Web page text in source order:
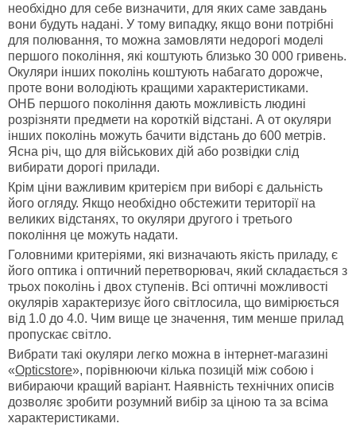
необхідно для себе визначити, для яких саме завдань
вони будуть надані. У тому випадку, якщо вони потрібні
для полювання, то можна замовляти недорогі моделі
першого покоління, які коштують близько 30 000 гривень.
Окуляри інших поколінь коштують набагато дорожче,
проте вони володіють кращими характеристиками.
ОНБ першого покоління дають можливість людині
розрізняти предмети на короткій відстані. А от окуляри
інших поколінь можуть бачити відстань до 600 метрів.
Ясна річ, що для військових дій або розвідки слід
вибирати дорогі прилади.
Крім ціни важливим критерієм при виборі є дальність
його огляду. Якщо необхідно обстежити території на
великих відстанях, то окуляри другого і третього
покоління це можуть надати.
Головними критеріями, які визначають якість приладу, є
його оптика і оптичний перетворювач, який складається з
трьох поколінь і двох ступенів. Всі оптичні можливості
окулярів характеризує його світлосила, що вимірюється
від 1.0 до 4.0. Чим вище це значення, тим менше прилад
пропускає світло.
Вибрати такі окуляри легко можна в інтернет-магазині
«Opticstore», порівнюючи кілька позицій між собою і
вибираючи кращий варіант. Наявність технічних описів
дозволяє зробити розумний вибір за ціною та за всіма
характеристиками.